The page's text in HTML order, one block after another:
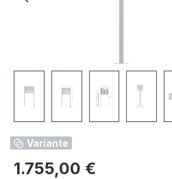
Variante
Regulärer Preis:
1.755,00 €